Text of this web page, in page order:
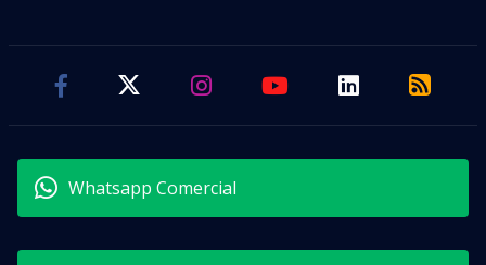
Whatsapp Comercial